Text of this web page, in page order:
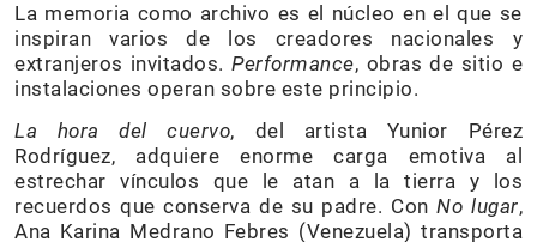
La memoria como archivo es el núcleo en el que se
inspiran varios de los creadores nacionales y
extranjeros invitados.Performance, obras de sitio e
instalaciones operan sobre este principio.
La hora del cuervo, del artista Yunior Pérez
Rodríguez, adquiere enorme carga emotiva al
estrechar vínculos que le atan a la tierra y los
recuerdos que conserva de su padre. ConNo lugar,
Ana Karina Medrano Febres (Venezuela) transporta